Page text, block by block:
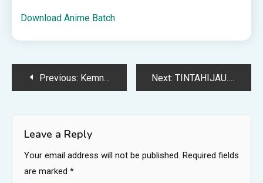
Download Anime Batch
PostPrevious: Kemnaker Beberkan Tahap Akhir Magang Nasional Batch I, Ini Syarat Cairkan Uang Saku dan Sertifikat – capacitaciontotalcdmx Next: TINTAHIJAU.com – Portal Berita Generasi Milenia
Leave a Reply
Your email address will not be published. Required fields
are marked *